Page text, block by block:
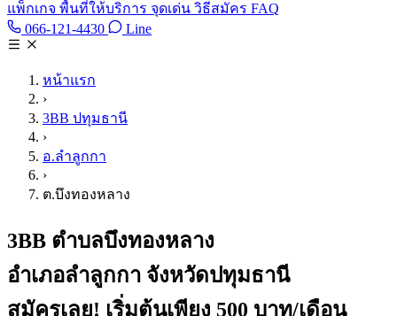
แพ็กเกจ พื้นที่ให้บริการ จุดเด่น วิธีสมัคร FAQ
066-121-4430 โทร 066-121-4430
LineLine @tan3bb
หน้าแรก
›
3BB ปทุมธานี
›
อ.ลำลูกกา
›
ต.บึงทองหลาง
3BB ตำบลบึงทองหลาง
อำเภอลำลูกกา จังหวัดปทุมธานี
สมัครเลย! เริ่มต้นเพียง 500 บาท/เดือน